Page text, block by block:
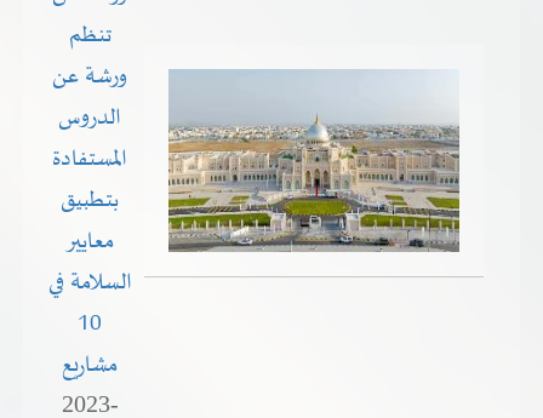
تنظم
ورشة عن
الدروس
المستفادة
بتطبيق
معايير
السلامة في
10
مشاريع
2023-